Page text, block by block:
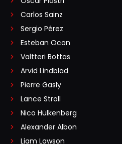
verklaart fikse gridstraf
even. Eigenlijk staat er
op, maar aangezien hij toch een
hij er maar 5.
Maar dat was niet genoeg
Carlos Sainz
Sergio Pérez
Esteban Ocon
Valtteri Bottas
Arvid Lindblad
Pierre Gasly
Lance Stroll
Nico Hülkenberg
Alexander Albon
Liam Lawson